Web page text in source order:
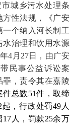
城乡污水处理条
性法规，《广安
个纳入河长制工
治理和饮用水源
年4月27日，由广安
民事公益诉讼案
，责令其在嘉陵
总数51件，取缔
，行政处罚49人
人，罚款25余万